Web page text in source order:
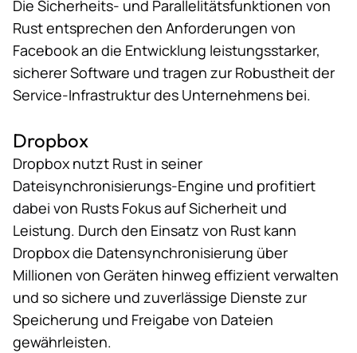
Die Sicherheits- und Parallelitätsfunktionen von
Rust entsprechen den Anforderungen von
Facebookan die Entwicklung leistungsstarker,
sicherer Software und tragen zur Robustheit der
Service-Infrastruktur des Unternehmens bei.
Dropbox
Dropbox nutzt Rust in seiner
Dateisynchronisierungs-Engine und profitiert
dabei von Rusts Fokus auf Sicherheit und
Leistung. Durch den Einsatz von Rust kann
Dropbox die Datensynchronisierung über
Millionen von Geräten hinweg effizient verwalten
und so sichere und zuverlässige Dienste zur
Speicherung und Freigabe von Dateien
gewährleisten.